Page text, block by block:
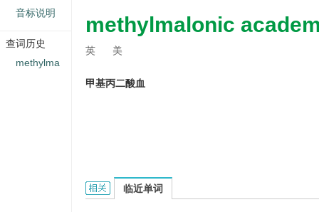
methylmalonic
英 美
甲基丙二酸血
methylmalonic academia的相关资料：
临近单词
音标说明
查词历史
methylma